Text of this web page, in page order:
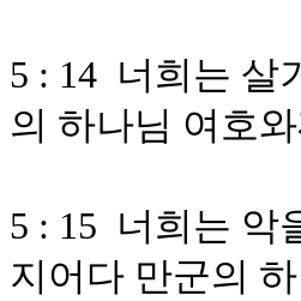
5 : 14 너희는 살
의 하나님 여호
5 : 15 너희는 악
지어다 만군의